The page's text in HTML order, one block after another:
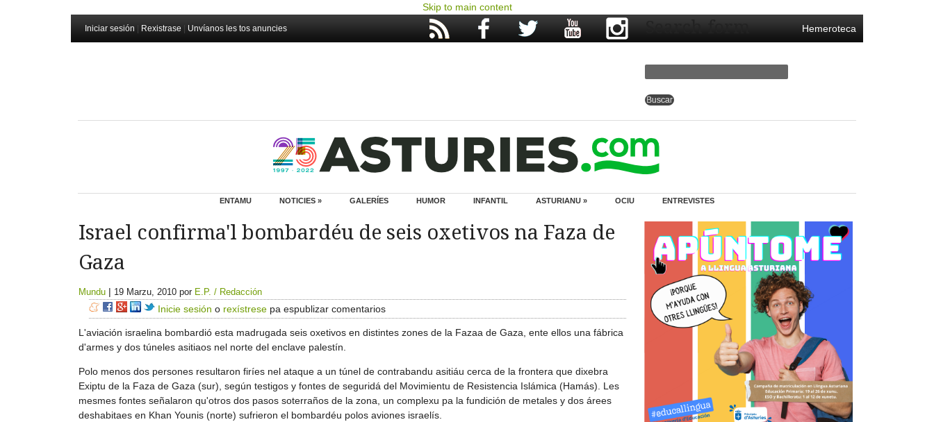
Skip to main content
Iniciar sesión Rexistrase Unvíanos les tos anuncies Hemeroteca
Search form
ENTAMU NOTICIES » GALERÍES HUMOR INFANTIL ASTURIANU » OCIU ENTREVISTES
Israel confirma'l bombardéu de seis oxetivos na Faza de
Gaza
Mundu | 19 Marzu, 2010 por E.P. / Redacción
Inicie sesión o rexístrese pa espublizar comentarios
L'aviación israelina bombardió esta madrugada seis oxetivos en distintes zones de la Fazaa de Gaza, ente ellos una fábrica
d'armes y dos túneles asitiaos nel norte del enclave palestín.
Polo menos dos persones resultaron firíes nel ataque a un túnel de contrabandu asitiáu cerca de la frontera que dixebra
Exiptu de la Faza de Gaza (sur), según testigos y fontes de seguridá del Movimientu de Resistencia Islámica (Hamás). Les
mesmes fontes señalaron qu'otros dos pasos soterraños de la zona, un complexu pa la fundición de metales y dos árees
deshabitaes en Khan Younis (norte) sufrieron el bombardéu polos aviones israelís.